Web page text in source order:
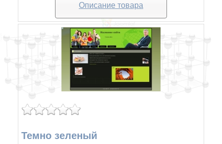
Описание товара
Темно зеленый